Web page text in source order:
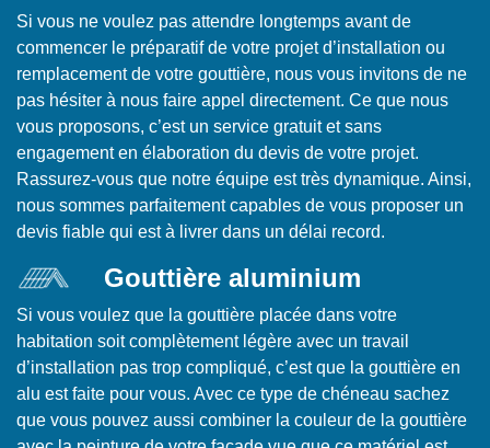
Si vous ne voulez pas attendre longtemps avant de
commencer le préparatif de votre projet d’installation ou
remplacement de votre gouttière, nous vous invitons de ne
pas hésiter à nous faire appel directement. Ce que nous
vous proposons, c’est un service gratuit et sans
engagement en élaboration du devis de votre projet.
Rassurez-vous que notre équipe est très dynamique. Ainsi,
nous sommes parfaitement capables de vous proposer un
devis fiable qui est à livrer dans un délai record.
Gouttière aluminium
Si vous voulez que la gouttière placée dans votre
habitation soit complètement légère avec un travail
d’installation pas trop compliqué, c’est que la gouttière en
alu est faite pour vous. Avec ce type de chéneau sachez
que vous pouvez aussi combiner la couleur de la gouttière